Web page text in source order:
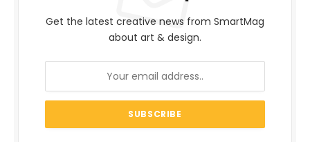
Get the latest creative news from SmartMag
about art & design.